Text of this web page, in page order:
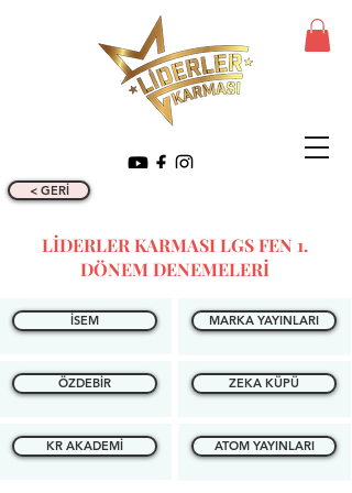
< GERİ
LİDERLER KARMASI LGS FEN 1.
DÖNEM DENEMELERİ
İSEM
ÖZDEBİR
KR AKADEMİ
MARKA YAYINLARI
ZEKA KÜPÜ
ATOM YAYINLARI